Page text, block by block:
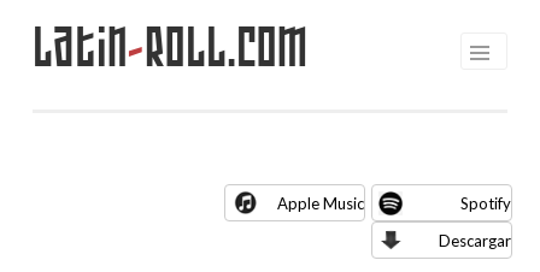
Saltar
Latin-Roll.com
Apple Music
Spotify
Descargar